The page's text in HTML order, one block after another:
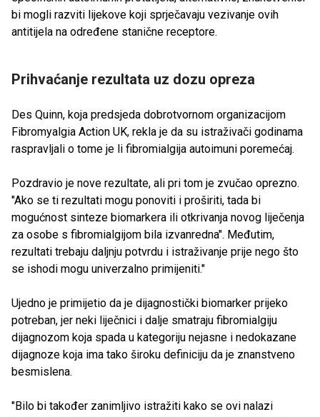
bi mogli razviti lijekove koji sprječavaju vezivanje ovih
antitijela na određene stanične receptore.
Prihvaćanje rezultata uz dozu opreza
Des Quinn, koja predsjeda dobrotvornom organizacijom
Fibromyalgia Action UK, rekla je da su istraživači godinama
raspravljali o tome je li fibromialgija autoimuni poremećaj.
Pozdravio je nove rezultate, ali pri tom je zvučao oprezno.
"Ako se ti rezultati mogu ponoviti i proširiti, tada bi
mogućnost sinteze biomarkera ili otkrivanja novog liječenja
za osobe s fibromialgijom bila izvanredna". Međutim,
rezultati trebaju daljnju potvrdu i istraživanje prije nego što
se ishodi mogu univerzalno primijeniti."
Ujedno je primijetio da je dijagnostički biomarker prijeko
potreban, jer neki liječnici i dalje smatraju fibromialgiju
dijagnozom koja spada u kategoriju nejasne i nedokazane
dijagnoze koja ima tako široku definiciju da je znanstveno
besmislena.
"Bilo bi također zanimljivo istražiti kako se ovi nalazi